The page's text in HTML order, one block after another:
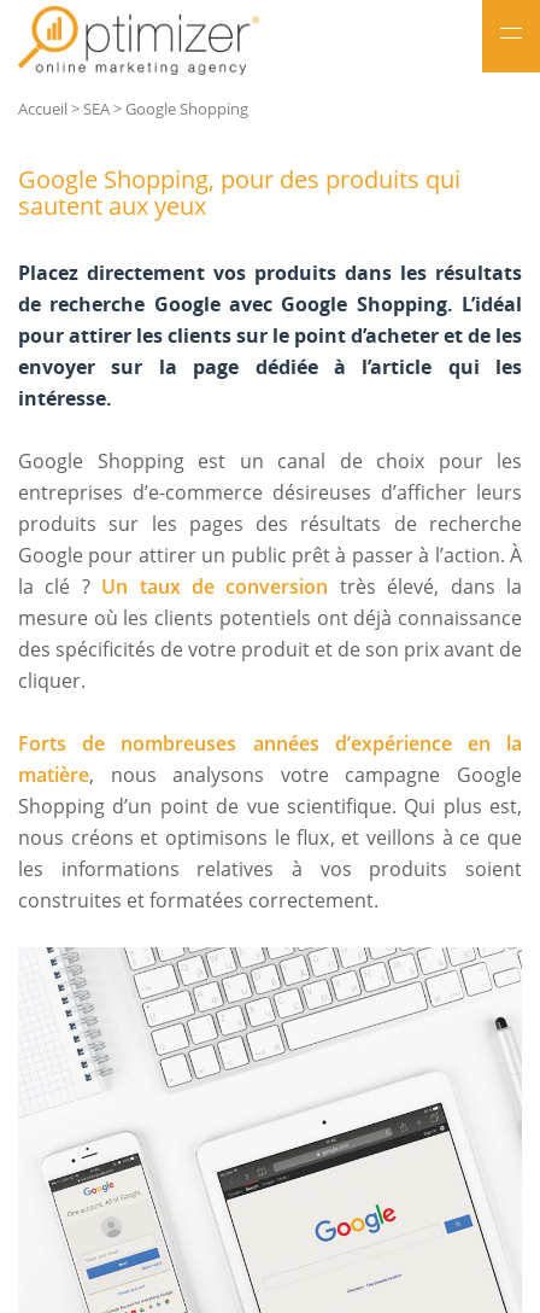
Accueil >SEA> Google Shopping
Google Shopping, pour des produits qui
sautent aux yeux
Placez directement vos produits dans les résultats
de recherche Google avec Google Shopping. L’idéal
pour attirer les clients sur le point d’acheter et de les
envoyer sur la page dédiée à l’article qui les
intéresse.
Google Shopping est un canal de choix pour les
entreprises d’e-commerce désireuses d’afficher leurs
produits sur les pages des résultats de recherche
Google pour attirer un public prêt à passer à l’action. À
la clé ? Un taux de conversion très élevé, dans la
mesure où les clients potentiels ont déjà connaissance
des spécificités de votre produit et de son prix avant de
cliquer.
Forts de nombreuses années d’expérience en la
matière, nous analysons votre campagne Google
Shopping d’un point de vue scientifique. Qui plus est,
nous créons et optimisons le flux, et veillons à ce que
les informations relatives à vos produits soient
construites et formatées correctement.